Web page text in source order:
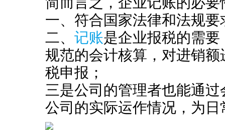
一、符合国家法律和法规要
二、 记账是企业报税的需
规范的会计核算，对进销
税申报；
三是公司的管理者也能通
公司的实际运作情况，为